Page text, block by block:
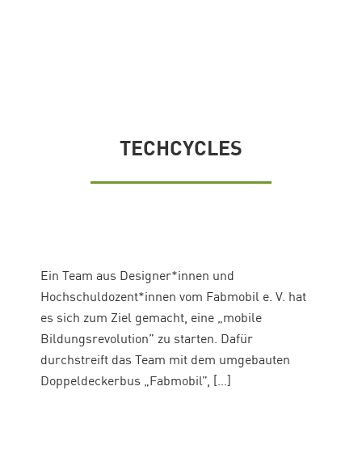
TECHCYCLES
Ein Team aus Designer*innen und
Hochschuldozent*innen vom Fabmobil e. V. hat
es sich zum Ziel gemacht, eine „mobile
Bildungsrevolution” zu starten. Dafür
durchstreift das Team mit dem umgebauten
Doppeldeckerbus „Fabmobil”, […]